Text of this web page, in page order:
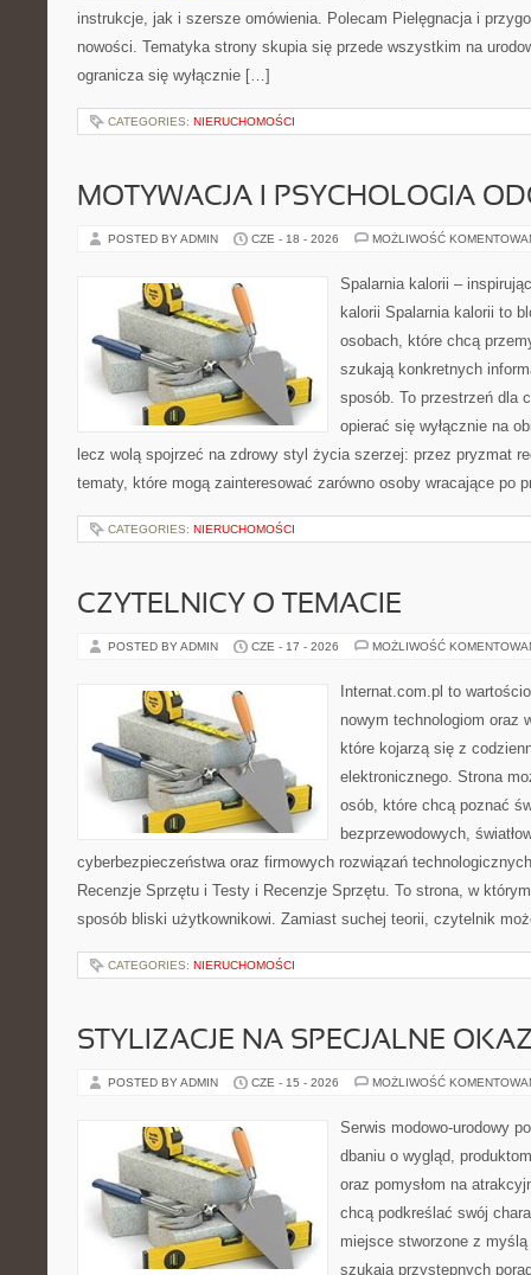
instrukcje, jak i szersze omówienia. Polecam Pielęgnacja i
nowości. Tematyka strony skupia się przede wszystkim na
ogranicza się wyłącznie […]
CATEGORIES: NIERUCHOMOŚCI
MOTYWACJA I PSYCHOLOGIA
POSTED BY ADMIN CZE - 18 - 2026 MOŻLIWOŚĆ
Spalarnia kalorii –
kalorii Spalarnia kalorii to
osobach, które chcą
szukają konkretnych
sposób. To przestrzeń dla
opierać się wyłącznie na
lecz wolą spojrzeć na zdrowy styl życia szerzej: przez pryzmat
tematy, które mogą zainteresować zarówno osoby wracające po
CATEGORIES: NIERUCHOMOŚCI
CZYTELNICY O TEMACIE
POSTED BY ADMIN CZE - 17 - 2026 MOŻLIWOŚĆ
Internat.com.pl to
nowym technologiom oraz
które kojarzą się z
elektronicznego. Strona
osób, które chcą poznać
bezprzewodowych,
cyberbezpieczeństwa oraz firmowych rozwiązań
Recenzje Sprzętu i Testy i Recenzje Sprzętu. To strona, w
sposób bliski użytkownikowi. Zamiast suchej teorii, czytelnik
CATEGORIES: NIERUCHOMOŚCI
STYLIZACJE NA SPECJALNE
POSTED BY ADMIN CZE - 15 - 2026 MOŻLIWOŚĆ
Serwis modowo-urodowy
dbaniu o wygląd,
oraz pomysłom na
chcą podkreślać swój
miejsce stworzone z
szukają przystępnych